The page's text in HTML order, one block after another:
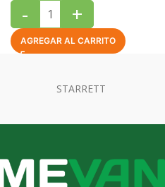
- +
AGREGAR AL CARRITO